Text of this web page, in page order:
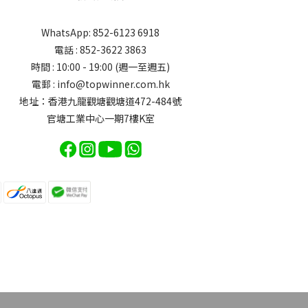
WhatsApp: 852-6123 6918
電話 : 852-3622 3863
時間 : 10:00 - 19:00 (週一至週五)
電郵 : info@topwinner.com.hk
地址：香港九龍觀塘觀塘道472-484號
官塘工業中心一期7樓K室